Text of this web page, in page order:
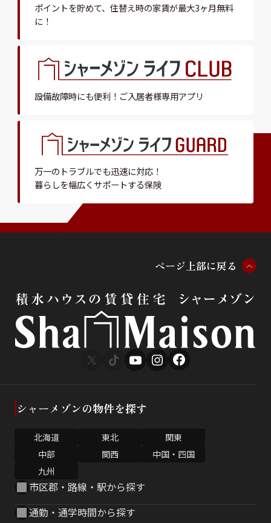
ポイントを貯めて、 住替え時の家賃が最大3ヶ月無料
に！
設備故障時にも便利！ ご入居者様専用アプリ
万一のトラブルでも迅速に対応！
暮らしを幅広くサポートする保険
ページ 上部に戻る
シャーメゾンの物件を探す
北海道 東北
関東
中部
関西
中国・四国
九州
市区郡・路線・駅から探す
通勤・通学時間から探す